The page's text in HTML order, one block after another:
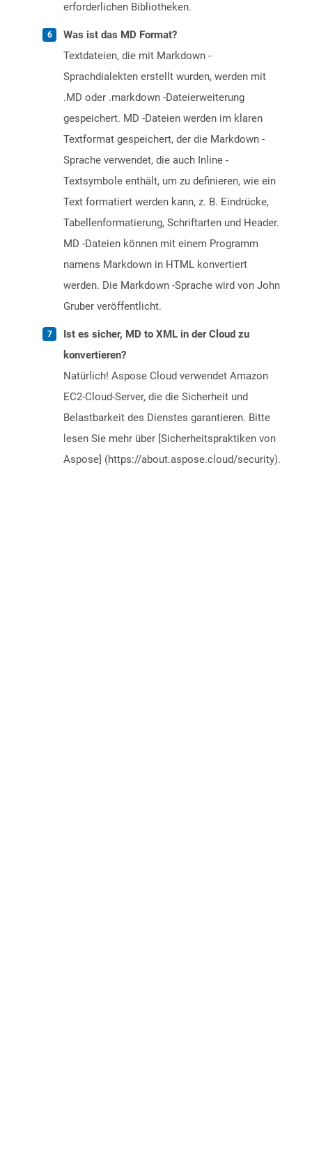
erforderlichen Bibliotheken.
Was ist das MD Format?
Textdateien, die mit Markdown -
Sprachdialekten erstellt wurden, werden mit
.MD oder .markdown -Dateierweiterung
gespeichert. MD -Dateien werden im klaren
Textformat gespeichert, der die Markdown -
Sprache verwendet, die auch Inline -
Textsymbole enthält, um zu definieren, wie ein
Text formatiert werden kann, z. B. Eindrücke,
Tabellenformatierung, Schriftarten und Header.
MD -Dateien können mit einem Programm
namens Markdown in HTML konvertiert
werden. Die Markdown -Sprache wird von John
Gruber veröffentlicht.
Ist es sicher, MD to XML in der Cloud zu
konvertieren?
Natürlich! Aspose Cloud verwendet Amazon
EC2-Cloud-Server, die die Sicherheit und
Belastbarkeit des Dienstes garantieren. Bitte
lesen Sie mehr über [Sicherheitspraktiken von
Aspose] (https://about.aspose.cloud/security).